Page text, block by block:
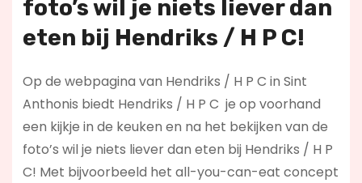
foto’s wil je niets liever dan
eten bij Hendriks / H P C!
Op de webpagina van Hendriks / H P C in Sint
Anthonis biedt Hendriks / H P C je op voorhand
een kijkje in de keuken en na het bekijken van de
foto’s wil je niets liever dan eten bij Hendriks / H P
C! Met bijvoorbeeld het all-you-can-eat concept